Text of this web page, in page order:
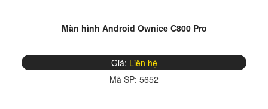
Màn hình Android Ownice C800 Pro
Giá: Liên hệ
Mã SP: 5652